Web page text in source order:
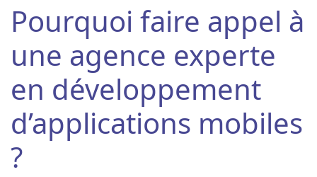
Pourquoi faire appel à
une agence experte
en développement
d’applications mobiles
?